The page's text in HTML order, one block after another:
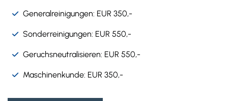
Generalreinigungen: EUR 350,-
Sonderreinigungen: EUR 550,-
Geruchsneutralisieren: EUR 550,-
Maschinenkunde: EUR 350,-